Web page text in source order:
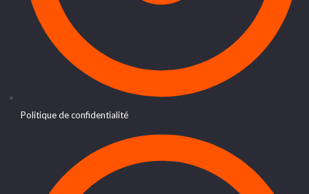
Politique de confidentialité